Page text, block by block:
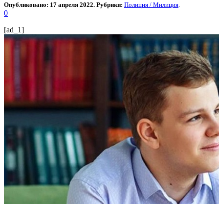
Опубликовано: 17 апреля 2022. Рубрики: Полиция / Милиция
0
[ad_1]